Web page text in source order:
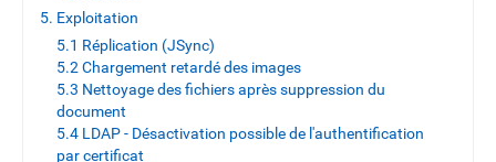
5. Exploitation
5.1 Réplication (JSync)
5.2 Chargement retardé des images
5.3 Nettoyage des fichiers après suppression du
document
5.4 LDAP - Désactivation possible de l'authentification
par certificat